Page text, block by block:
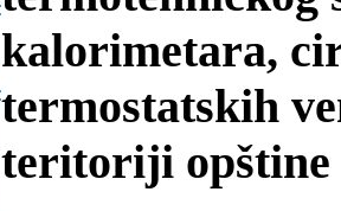
kalorimetara,
termostatskih
teritoriji opštine